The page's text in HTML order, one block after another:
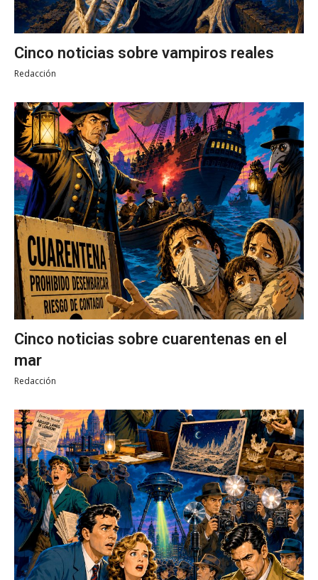
Cinco noticias sobre vampiros reales
Redacción
Cinco noticias sobre cuarentenas en el
mar
Redacción